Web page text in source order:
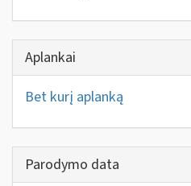
Aplankai
Bet kurį aplanką
Parodymo data